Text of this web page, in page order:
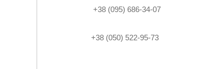
+38 (095) 686-34-07
+38 (050) 522-95-73